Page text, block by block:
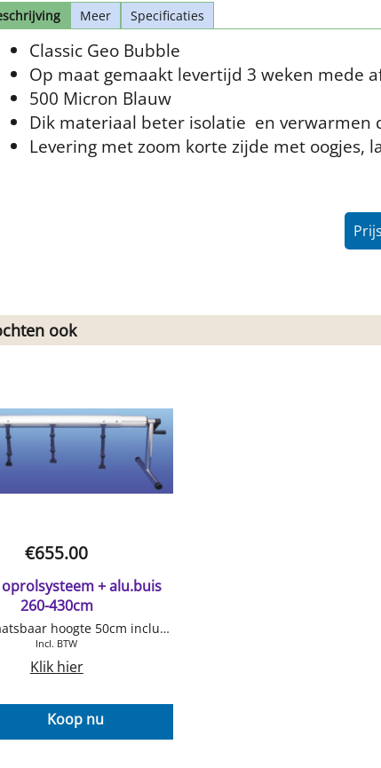
Meer Specificaties
Classic Geo Bubble
Op maat gemaakt levertijd 3 weken mede
500 Micron Blauw
Dik materiaal beter isolatie en verwarmen
Levering met zoom korte zijde met oogjes,
ook
€655.00
oprolsysteem + alu.buis
260-430cm
Rvs verplaatsbaar hoogte 50cm inclusief , aluminium buis 260-430cm 1 x voet, 1 x wieltjes zie foto incl. 5 montage bandjes met buis geleiders.
Incl. BTW
Klik hier
Koop nu